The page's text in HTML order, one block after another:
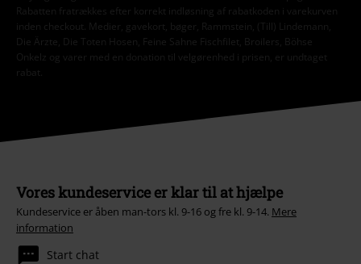
Rabatten fratrækkes efter korrekt indløsning af rabatkoden i varekurven
inden checkout. Medier, gavekort, bøger, Rammstein, (Till) Lindemann,
Die Ärzte, Die Toten Hosen, Feine Sahne Fischfilet, Broilers, Böhse
Onkelz og varer med en donation til velgørenhed i prisen, er undtaget
rabat.
Vores kundeservice er klar til at hjælpe
Kundeservice er åben man-tors kl. 9-16 og fre kl. 9-14. Mere
information
Start chat